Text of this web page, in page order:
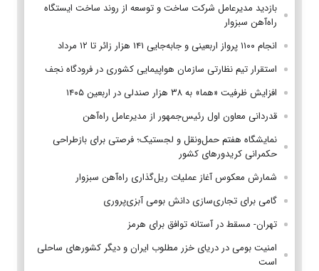
بازدید مدیرعامل شرکت ساخت و توسعه از روند ساخت ایستگاه
راه‌آهن سبزوار
انجام ۱۱۰۰ پرواز اربعینی و جابه‌جایی ۱۴۱ هزار زائر تا ۱۲ مرداد
استقرار تیم‌ نظارتی سازمان هواپیمایی کشوری در فرودگاه نجف
افزایش ظرفیت «هما» به ۳۸ هزار صندلی در اربعین ۱۴۰۵
قدردانی معاون اول رئیس‌جمهور از مدیرعامل راه‌آهن
نمایشگاه هفتم حمل‌ونقل و لجستیک؛ فرصتی برای بازطراحی
حکمرانی کریدورهای کشور
شمارش معکوس آغاز عملیات ریل‌گذاری راه‌آهن سبزوار
گامی برای تجاری‌سازی دانش بومی آبزی‌پروری
تهران- مسقط در آستانه توافق برای هرمز
امنیت بومی در دریای خزر مطلوب ایران و دیگر کشورهای ساحلی
است